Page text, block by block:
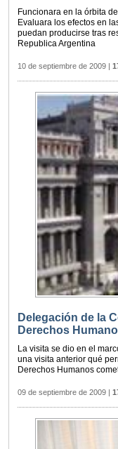
Funcionara en la órbita
Evaluara los efectos en
puedan producirse tras
Republica Argentina
10 de septiembre de 2009 |
Delegación de la
Derechos
La visita se dio en el
una visita anterior qué
Derechos Humanos
09 de septiembre de 2009 |